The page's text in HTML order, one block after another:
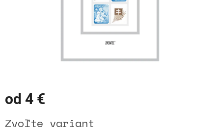
od 4 €
cena:
Zvoľte variant